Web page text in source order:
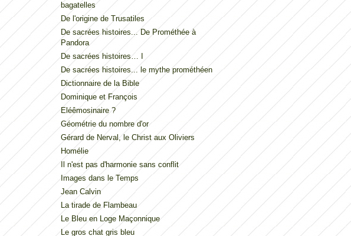
bagatelles
De l'origine de Trusatiles
De sacrées histoires... De Prométhée à
Pandora
De sacrées histoires… I
De sacrées histoires... le mythe prométhéen
Dictionnaire de la Bible
Dominique et François
Eléêmosinaire ?
Géométrie du nombre d'or
Gérard de Nerval, le Christ aux Oliviers
Homélie
Il n'est pas d'harmonie sans conflit
Images dans le Temps
Jean Calvin
La tirade de Flambeau
Le Bleu en Loge Maçonnique
Le gros chat gris bleu